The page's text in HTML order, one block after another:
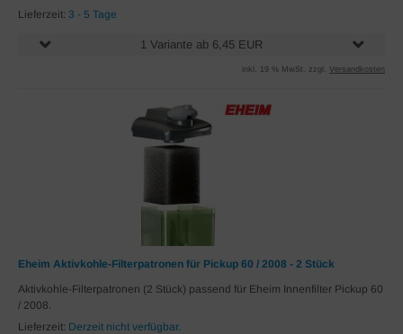
Lieferzeit: 3 - 5 Tage
1 Variante ab 6,45 EUR
inkl. 19 % MwSt. zzgl. Versandkosten
Eheim Aktivkohle-Filterpatronen für Pickup 60 / 2008 - 2 Stück
Aktivkohle-Filterpatronen (2 Stück) passend für Eheim Innenfilter Pickup 60
/ 2008.
Lieferzeit: Derzeit nicht verfügbar.